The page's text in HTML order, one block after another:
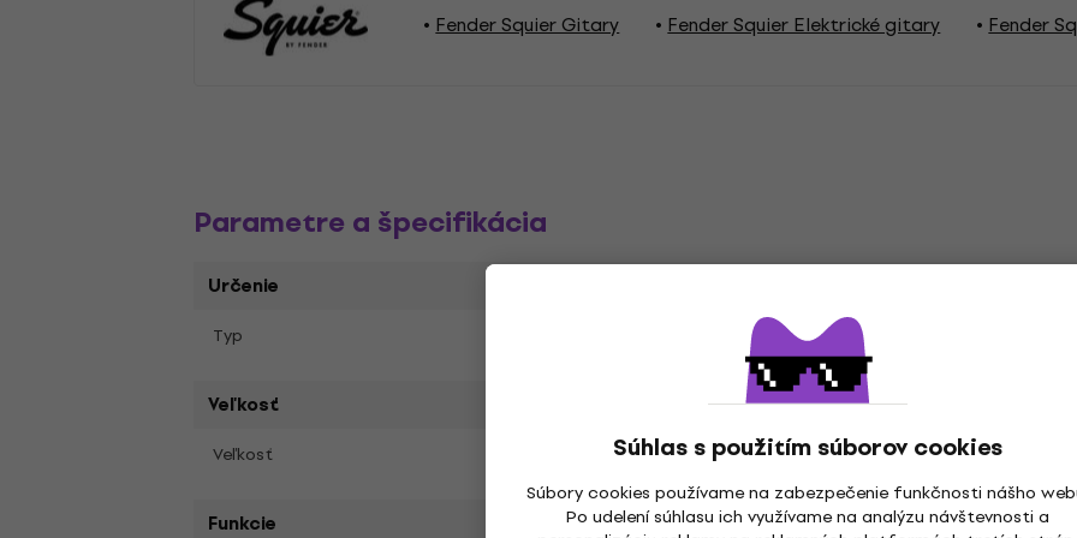
Súhlas s použitím súborov cookies
Súbory cookies používame na zabezpečenie funkčnosti nášho
Po udelení súhlasu ich využívame na analýzu návštevnosti a
Fender Squier Gitary Fender Squier Elektrické gitary Fender
Parametre a špecifikácia
Určenie
Typ
Veľkosť
Veľkosť
Funkcie